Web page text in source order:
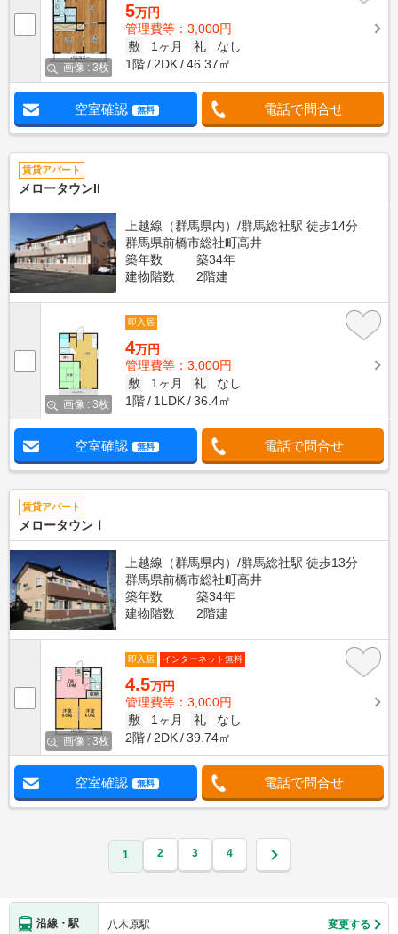
画像 : 3枚
5万円
管理費等：3,000円
敷
1ヶ月 礼
なし
1階
2DK 46.37㎡
空室確認 無料 電話で問合せ
賃貸アパート
メロータウンII
上越線（群馬県内）/群馬総社駅 徒歩14分
群馬県前橋市総社町高井
築年数
築34年
建物階数
2階建
画像 : 3枚
即入居
4万円
管理費等：3,000円
敷
1ヶ月 礼
なし
1階
1LDK 36.4㎡
空室確認 無料 電話で問合せ
賃貸アパート
メロータウンⅠ
上越線（群馬県内）/群馬総社駅 徒歩13分
群馬県前橋市総社町高井
築年数
築34年
建物階数
2階建
画像 : 3枚
即入居 インターネット無料
4.5万円
管理費等：3,000円
敷
1ヶ月 礼
なし
2階
2DK 39.74㎡
空室確認 無料 電話で問合せ
1 2 3 4
沿線・駅 八木原駅 変更する